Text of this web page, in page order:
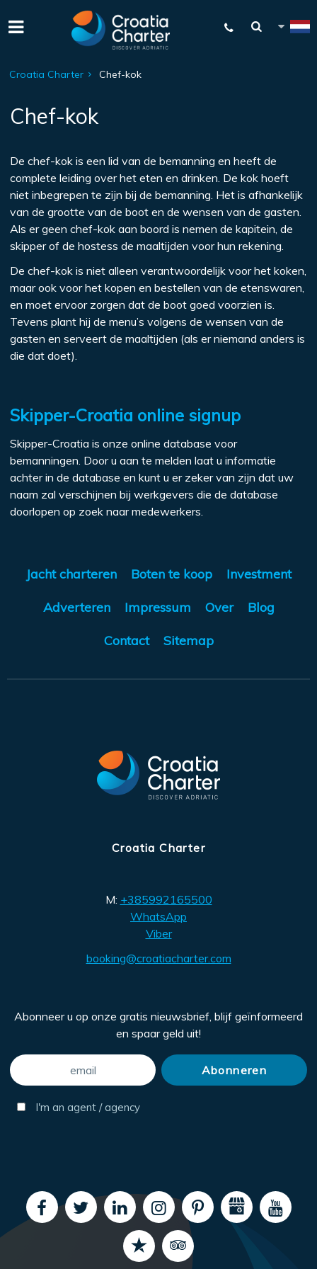
Croatia Charter Chef-kok
Chef-kok
De chef-kok is een lid van de bemanning en heeft de
complete leiding over het eten en drinken. De kok hoeft
niet inbegrepen te zijn bij de bemanning. Het is afhankelijk
van de grootte van de boot en de wensen van de gasten.
Als er geen chef-kok aan boord is nemen de kapitein, de
skipper of de hostess de maaltijden voor hun rekening.
De chef-kok is niet alleen verantwoordelijk voor het koken,
maar ook voor het kopen en bestellen van de etenswaren,
en moet ervoor zorgen dat de boot goed voorzien is.
Tevens plant hij de menu’s volgens de wensen van de
gasten en serveert de maaltijden (als er niemand anders is
die dat doet).
Skipper-Croatia online signup
Skipper-Croatia is onze online database voor
bemanningen. Door u aan te melden laat u informatie
achter in de database en kunt u er zeker van zijn dat uw
naam zal verschijnen bij werkgevers die de database
doorlopen op zoek naar medewerkers.
Jacht charteren Boten te koop Investment
Adverteren Impressum Over Blog
Contact Sitemap
Croatia Charter
M: +385992165500
WhatsApp
Viber
booking@croatiacharter.com
Abonneer u op onze gratis nieuwsbrief, blijf geïnformeerd
en spaar geld uit!
I'm an agent / agency